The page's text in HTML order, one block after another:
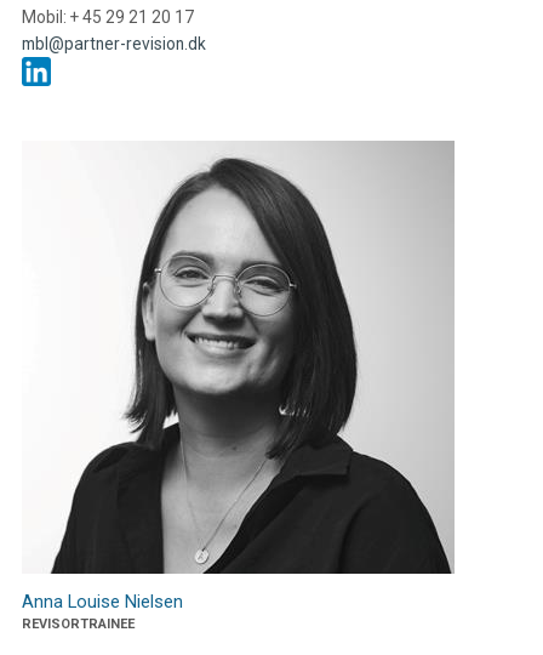
Mobil: + 45 29 21 20 17
mbl@partner-revision.dk
Anna Louise Nielsen
REVISORTRAINEE